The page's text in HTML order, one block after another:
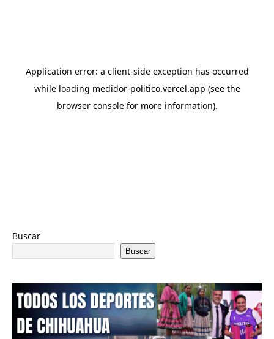
Buscar
Buscar